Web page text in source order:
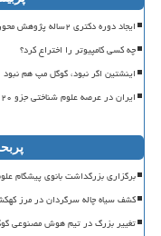
ایجاد دوره دکتری ۲ساله پژوهش محور حمایت از آزمایشگاه تحقیقاتی اساتید
چه کسی کامپیوتر را اختراع کرد؟
اینشتین اگر نبود، گوگل مپ هم نبود
ایران در عرصه علوم شناختی جزو ۲۰ کشور برتر جهان است
برگزاری بزرگداشت بانوی پیشگام
کشف سیاه چاله سرگردان در مرز
تغییر بزرگ در تیم هوش مصنوعی